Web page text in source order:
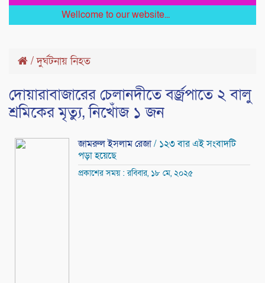
Wellcome to our website...
/দুর্ঘটনায় নিহত
দোয়ারাবাজারের চেলানদীতে বর্জ্রপাতে ২ বালু
শ্রমিকের মৃত্যু, নিখোঁজ ১ জন
জামরুল ইসলাম রেজা/ ১২৩ বার এই সংবাদটি
পড়া হয়েছে
প্রকাশের সময় : রবিবার, ১৮ মে, ২০২৫